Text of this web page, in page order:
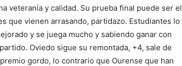
veteranía y calidad. Su prueba final puede ser el
que vienen arrasando, partidazo. Estudiantes lo
y se juega mucho y sabiendo ganar con
Oviedo sigue su remontada, +4, sale de
gordo, lo contrario que Ourense que han